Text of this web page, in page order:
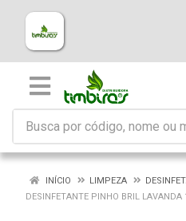
INÍCIO LIMPEZA
DESINFETANTE PINHO BRIL LAVANDA